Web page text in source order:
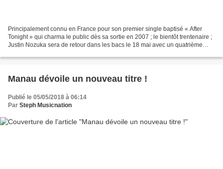
Principalement connu en France pour son premier single baptisé « After
Tonight » qui charma le public dès sa sortie en 2007 ; le bientôt trentenaire ;
Justin Nozuka sera de retour dans les bacs le 18 mai avec un quatrième
Manau dévoile un nouveau titre !
Publié le 05/05/2018 à 06:14
Par Steph Musicnation